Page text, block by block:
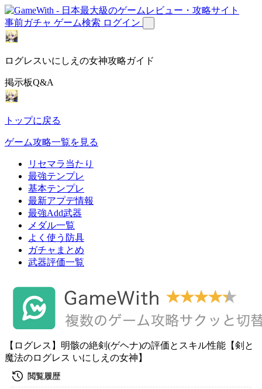
事前ガチャ ゲーム検索 ログイン
ログレスいにしえの女神攻略ガイド
掲示板Q&A
トップに戻る
ゲーム攻略一覧を見る
リセマラ当たり
最強テンプレ
基本テンプレ
最新アプデ情報
最強Add武器
メダル一覧
よく使う防具
ガチャまとめ
武器評価一覧
【ログレス】明骸の絶剣(ゲヘナ)の評価とスキル性能【剣と
魔法のログレス いにしえの女神】